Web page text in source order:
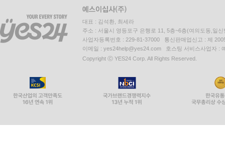
대표 : 김석환, 최세라
주소 : 서울시 영등포구 은행로 11, 5층~6층(여의도동,일신
사업자등록번호 : 229-81-37000 통신판매업신고 : 제
이메일 : yes24help@yes24.com 호스팅 서비스사업자 :
Copyright ⓒ YES24 Corp. All Rights Reserved.